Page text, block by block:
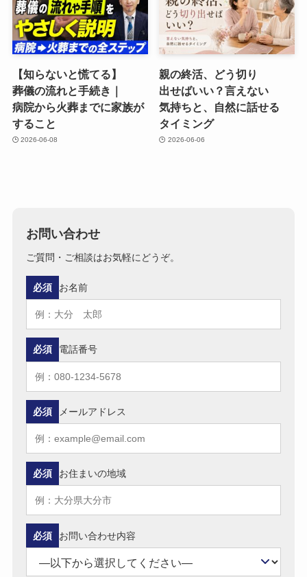
【知らないと​慌てる​】
葬儀の​流れと​手続き｜
病院から​火葬までに​家族が​
する​こと
2026-06-08
親の​終活、​どう​切り​
出せばいい？​言えない​
気持ちと、​自然に​話せる​
タイミング
2026-06-06
お問い合わせ
ご質問・ご相談はお気軽にどうぞ。
お名前
必須
電話番号
必須
メールアドレス
必須
お住まいの地域
必須
お問い合わせ内容
必須